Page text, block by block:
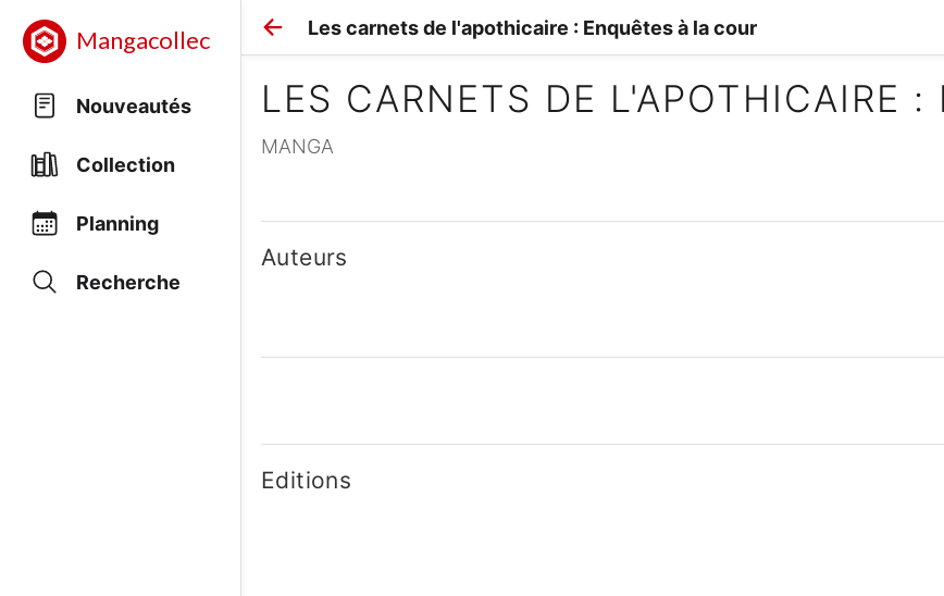
Mangacollec
Nouveautés
Collection
Planning
Recherche
Les carnets de l'apothicaire : Enquêtes à la cour
LES CARNETS DE L'APOTHICAIRE
MANGA
Auteurs
Editions